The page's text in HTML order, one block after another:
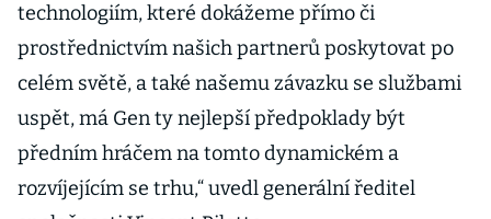
technologiím, které dokážeme přímo či
prostřednictvím našich partnerů poskytovat po
celém světě, a také našemu závazku se službami
uspět, má Gen ty nejlepší předpoklady být
předním hráčem na tomto dynamickém a
rozvíjejícím se trhu,“ uvedl generální ředitel